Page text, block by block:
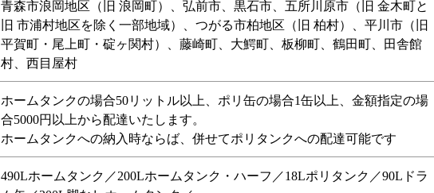
青森市浪岡地区（旧 浪岡町）、弘前市、黒石市、五所川原市（旧 金木町と
旧 市浦村地区を除く一部地域）、つがる市柏地区（旧 柏村）、平川市（旧
平賀町・尾上町・碇ヶ関村）、藤崎町、大鰐町、板柳町、鶴田町、田舎館
村、西目屋村
ホームタンクの場合50リットル以上、ポリ缶の場合1缶以上、金額指定の場
合5000円以上から配達いたします。
ホームタンクへの納入時ならば、併せてポリタンクへの配達可能です
490Lホームタンク／200Lホームタンク・ハーフ／18Lポリタンク／90Lドラ